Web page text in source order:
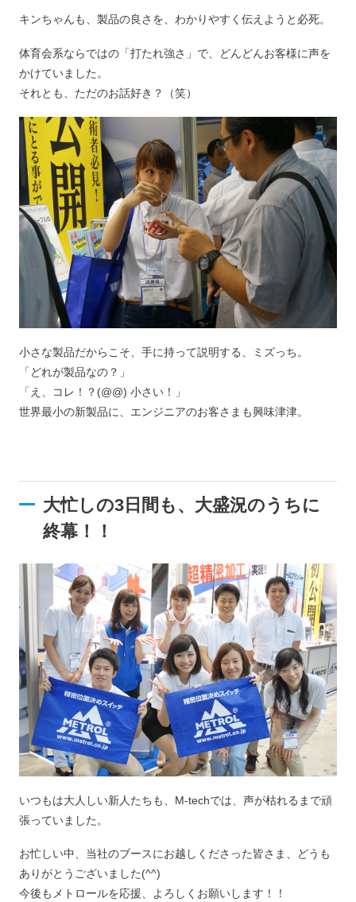
キンちゃんも、製品の良さを、わかりやすく伝えようと必死。
体育会系ならではの「打たれ強さ」で、どんどんお客様に声を
かけていました。
それとも、ただのお話好き？（笑）
小さな製品だからこそ、手に持って説明する、ミズっち。
「どれが製品なの？」
「え、コレ！？(@@) 小さい！」
世界最小の新製品に、エンジニアのお客さまも興味津津。
大忙しの3日間も、大盛況のうちに
終幕！！
いつもは大人しい新人たちも、M-techでは、声が枯れるまで頑
張っていました。
お忙しい中、当社のブースにお越しくださった皆さま、どうも
ありがとうございました(^^)
今後もメトロールを応援、よろしくお願いします！！